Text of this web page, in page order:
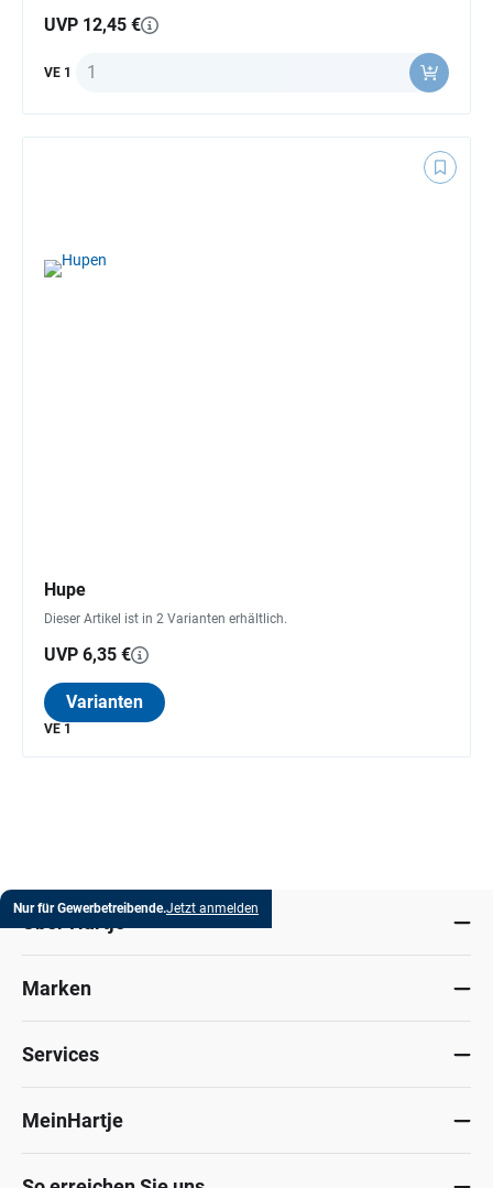
UVP 12,45 €
VE 1 Anzahl
Hupe
Dieser Artikel ist in 2 Varianten erhältlich.
UVP 6,35 €
Varianten
VE 1
Nur für Gewerbetreibende.Jetzt anmelden
Marken
Services
MeinHartje